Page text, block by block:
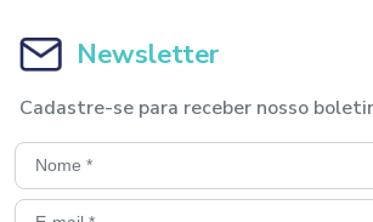
Newsletter
Cadastre-se para receber nosso